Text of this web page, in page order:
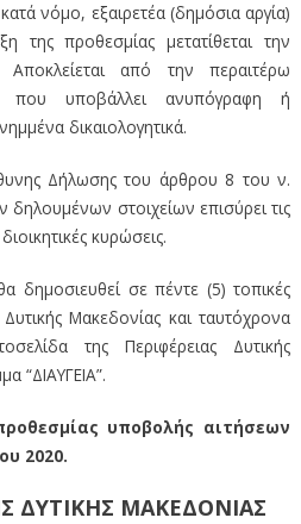
νόμο, εξαιρετέα (δημόσια αργία)
της προθεσμίας μετατίθεται την
από την περαιτέρω
που υποβάλλει ανυπόγραφη ή
δικαιολογητικά.
Δήλωσης του άρθρου 8 του ν.
δηλουμένων στοιχείων επισύρει τις
κυρώσεις.
δημοσιευθεί σε πέντε (5) τοπικές
Μακεδονίας και ταυτόχρονα
της Περιφέρειας Δυτικής
“ΔΙΑΥΓΕΙΑ”.
υποβολής αιτήσεων
2020.
ΔΥΤΙΚΗΣ ΜΑΚΕΔΟΝΙΑΣ